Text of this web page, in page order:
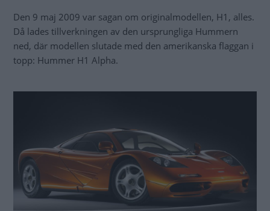
Den 9 maj 2009 var sagan om originalmodellen, H1, alles.
Då lades tillverkningen av den ursprungliga Hummern
ned, där modellen slutade med den amerikanska flaggan i
topp: Hummer H1 Alpha.